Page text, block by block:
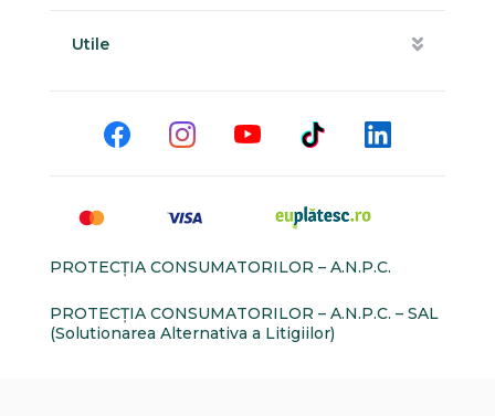
Utile
PROTECŢIA CONSUMATORILOR – A.N.P.C.
PROTECŢIA CONSUMATORILOR – A.N.P.C. – SAL
(Solutionarea Alternativa a Litigiilor)